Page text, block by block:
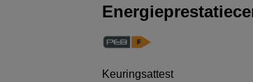
Keuringsattest